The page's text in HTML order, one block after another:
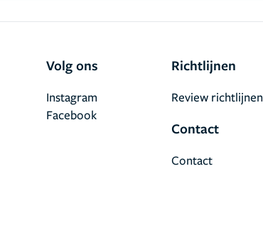
Volg ons
Facebook
Instagram
Richtlijnen
Review richtlijnen
Contact
Contact